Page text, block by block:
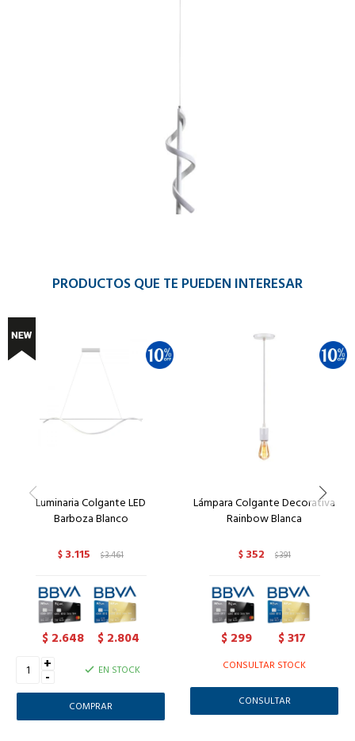
PRODUCTOS QUE TE PUEDEN INTERESAR
Luminaria Colgante LED
Barboza Blanco
$ 3.115 $3.461
$ 2.648 $ 2.804
+
- EN STOCK
Lámpara Colgante Decorativa
Rainbow Blanca
$ 352 $391
$ 299 $317
CONSULTAR STOCK
CONSULTAR